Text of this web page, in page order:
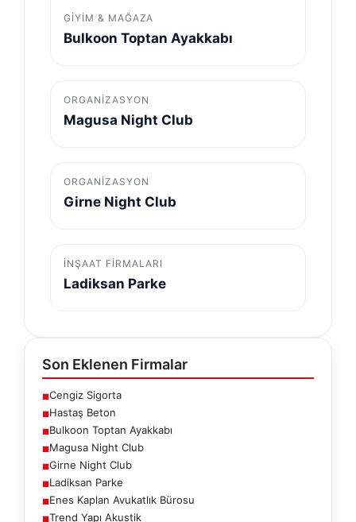
GIYIM & MAĞAZA
Bulkoon Toptan Ayakkabı
ORGANIZASYON
Magusa Night Club
ORGANIZASYON
Girne Night Club
İNŞAAT FIRMALARI
Ladiksan Parke
Son Eklenen Firmalar
■Cengiz Sigorta
■Hastaş Beton
■Bulkoon Toptan Ayakkabı
■Magusa Night Club
■Girne Night Club
■Ladiksan Parke
■Enes Kaplan Avukatlık Bürosu
■Trend Yapı Akustik